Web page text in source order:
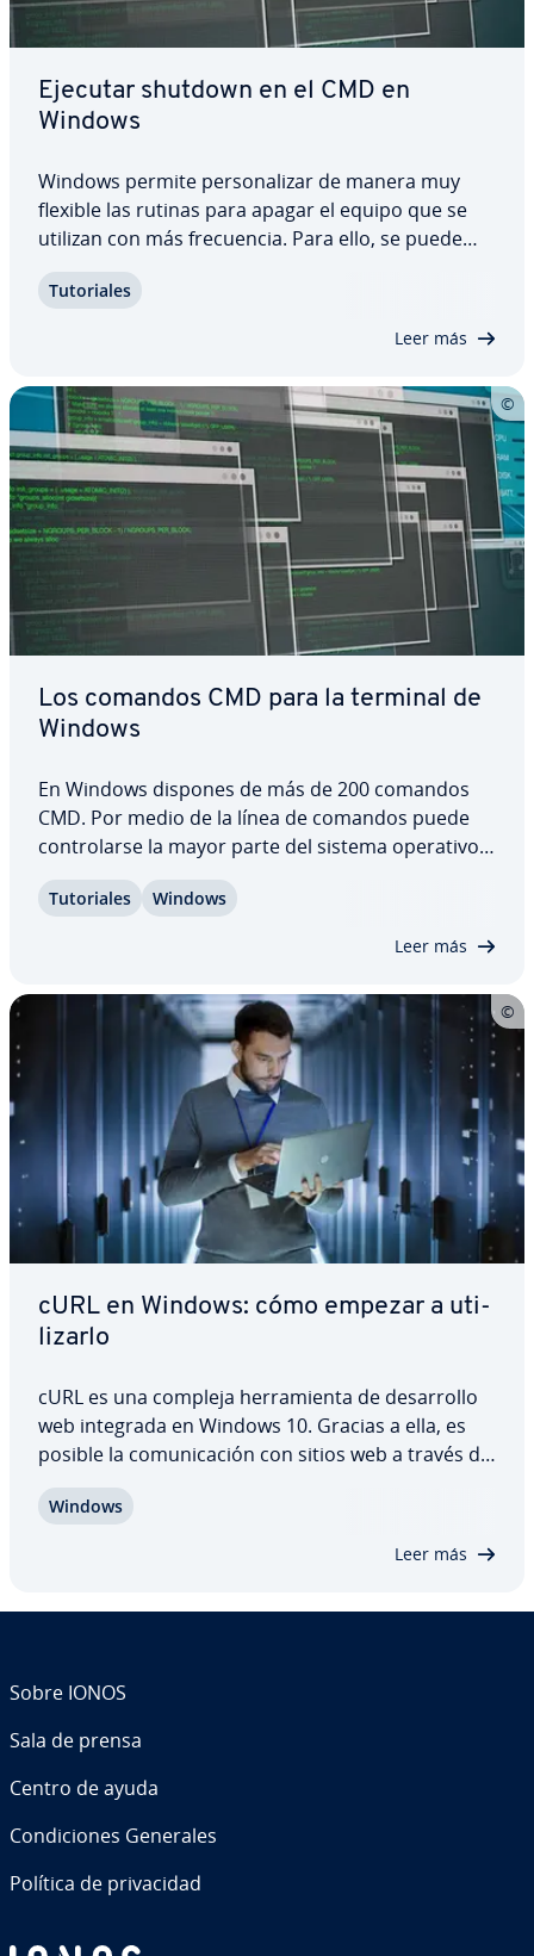
Ejecutar shutdown en el CMD en
Windows
Windows permite pe­r­so­na­li­zar de manera muy
flexible las rutinas para apagar el equipo que se
utilizan con más fre­cue­n­cia. Para ello, se puede
llamada línea de comandos, también conocida
Tu­to­ria­les
Leer más
Los comandos CMD para la terminal de
Windows
En Windows dispones de más de 200 comandos
CMD. Por medio de la línea de comandos puede
co­n­tro­lar­se la mayor parte del sistema operativo,
comandos de la consola de Windows permiten
Tu­to­ria­les Windows
Leer más
cURL en Windows: cómo empezar a uti­
li­zar­lo
cURL es una compleja he­rra­mie­n­ta de de­sa­rro­llo
web integrada en Windows 10. Gracias a ella, es
posible la co­mu­ni­ca­ción con sitios web a través de
necesidad de usar un cliente FTP ni un navegador.
Windows
Leer más
Sobre IONOS
Sala de prensa
Centro de ayuda
Co­n­di­cio­nes Generales
Política de pri­va­ci­dad